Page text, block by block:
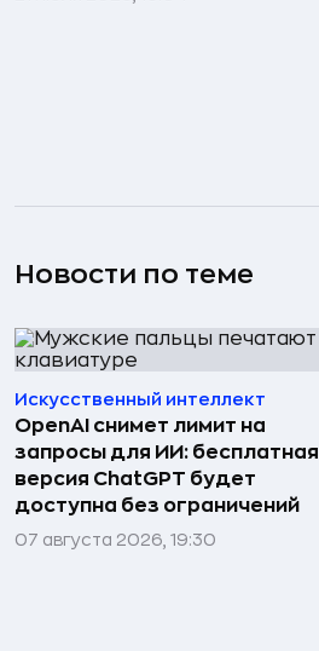
Новости по теме
Искусственный интеллект
OpenAI снимет лимит на
запросы для ИИ: бесплатная
версия ChatGPT будет
доступна без ограничений
07 августа 2026, 19:30